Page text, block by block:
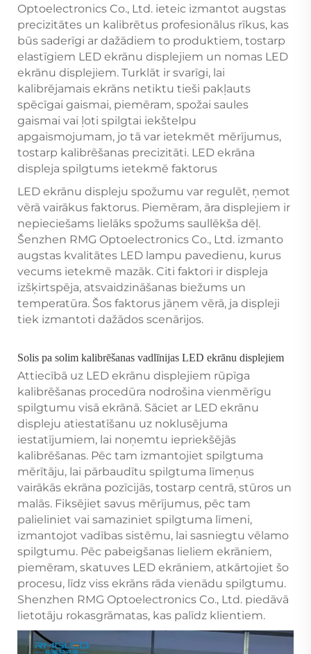
Optoelectronics Co., Ltd. ieteic izmantot augstas
precizitātes un kalibrētus profesionālus rīkus, kas
būs saderīgi ar dažādiem to produktiem, tostarp
elastīgiem LED ekrānu displejiem un nomas LED
ekrānu displejiem. Turklāt ir svarīgi, lai
kalibrējamais ekrāns netiktu tieši pakļauts
spēcīgai gaismai, piemēram, spožai saules
gaismai vai ļoti spilgtai iekštelpu
apgaismojumam, jo tā var ietekmēt mērījumus,
tostarp kalibrēšanas precizitāti. LED ekrāna
displeja spilgtums ietekmē faktorus
LED ekrānu displeju spožumu var regulēt, ņemot
vērā vairākus faktorus. Piemēram, āra displejiem ir
nepieciešams lielāks spožums saullēkša dēļ.
Šenzhen RMG Optoelectronics Co., Ltd. izmanto
augstas kvalitātes LED lampu pavedienu, kurus
vecums ietekmē mazāk. Citi faktori ir displeja
izšķirtspēja, atsvaidzināšanas biežums un
temperatūra. Šos faktorus jāņem vērā, ja displeji
tiek izmantoti dažādos scenārijos.
Solis pa solim kalibrēšanas vadlīnijas LED ekrānu displejiem
Attiecībā uz LED ekrānu displejiem rūpīga
kalibrēšanas procedūra nodrošina vienmērīgu
spilgtumu visā ekrānā. Sāciet ar LED ekrānu
displeju atiestatīšanu uz noklusējuma
iestatījumiem, lai noņemtu iepriekšējās
kalibrēšanas. Pēc tam izmantojiet spilgtuma
mērītāju, lai pārbaudītu spilgtuma līmeņus
vairākās ekrāna pozīcijās, tostarp centrā, stūros un
malās. Fiksējiet savus mērījumus, pēc tam
palieliniet vai samaziniet spilgtuma līmeni,
izmantojot vadības sistēmu, lai sasniegtu vēlamo
spilgtumu. Pēc pabeigšanas lieliem ekrāniem,
piemēram, skatuves LED ekrāniem, atkārtojiet šo
procesu, līdz viss ekrāns rāda vienādu spilgtumu.
Shenzhen RMG Optoelectronics Co., Ltd. piedāvā
lietotāju rokasgrāmatas, kas palīdz klientiem.